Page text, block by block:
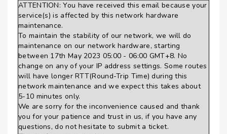
ATTENTION: You have received this email because your
service(s) is affected by this network hardware
maintenance.
To maintain the stability of our network, we will do
maintenance on our network hardware, starting
between 17th May 2023 05:00 - 06:00 GMT+8. No
change on any of your IP address settings. Some routes
will have longer RTT(Round-Trip Time) during this
network maintenance and we expect this takes about
5-10 minutes only.
We are sorry for the inconvenience caused and thank
you for your patience and trust in us, if you have any
questions, do not hesitate to submit a ticket.